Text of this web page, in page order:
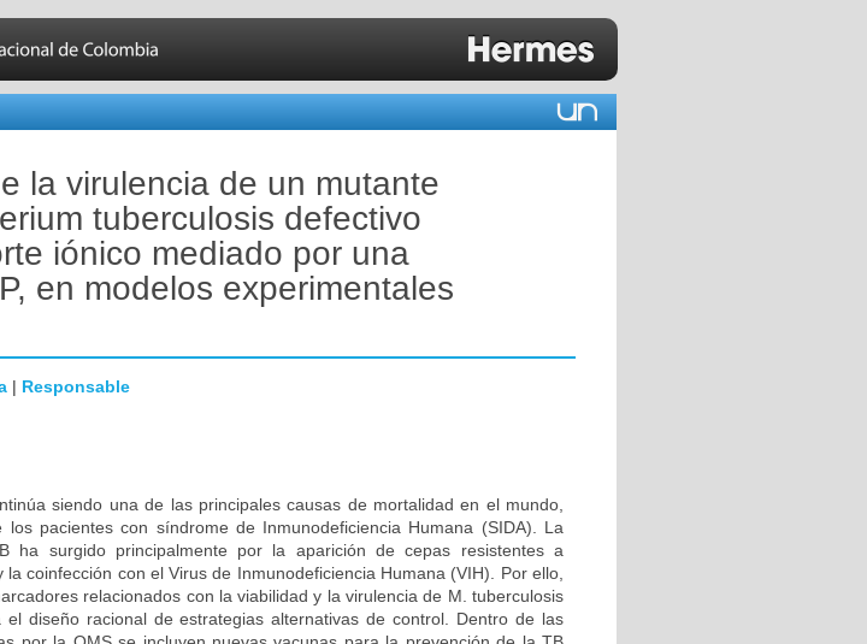
la virulencia de un mutante
tuberculosis defectivo
iónico mediado por una
en modelos experimentales
| Responsable
siendo una de las principales causas de mortalidad en el mundo,
los pacientes con síndrome de Inmunodeficiencia Humana (SIDA). La
ha surgido principalmente por la aparición de cepas resistentes a
la coinfección con el Virus de Inmunodeficiencia Humana (VIH). Por ello,
relacionados con la viabilidad y la virulencia de M. tuberculosis
diseño racional de estrategias alternativas de control. Dentro de las